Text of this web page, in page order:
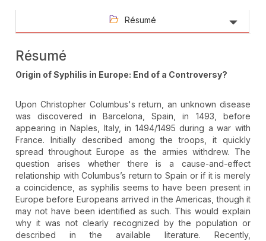
Résumé
Résumé
Origin of Syphilis in Europe: End of a Controversy?
Upon Christopher Columbus's return, an unknown disease
was discovered in Barcelona, Spain, in 1493, before
appearing in Naples, Italy, in 1494/1495 during a war with
France. Initially described among the troops, it quickly
spread throughout Europe as the armies withdrew. The
question arises whether there is a cause-and-effect
relationship with Columbus’s return to Spain or if it is merely
a coincidence, as syphilis seems to have been present in
Europe before Europeans arrived in the Americas, though it
may not have been identified as such. This would explain
why it was not clearly recognized by the population or
described in the available literature. Recently,